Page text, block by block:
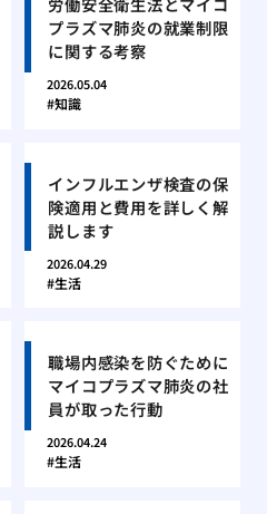
プラズマ肺炎の就業制限
に関する考察
2026.05.04
知識
インフルエンザ検査の保
険適用と費用を詳しく解
説します
2026.04.29
生活
職場内感染を防ぐために
マイコプラズマ肺炎の社
員が取った行動
2026.04.24
生活